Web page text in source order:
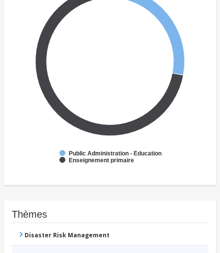
Public Administration - Education
Enseignement primaire
Thèmes
Disaster Risk Management